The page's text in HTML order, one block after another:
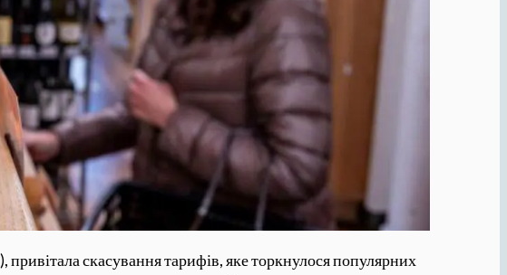
привітала скасування тарифів, яке торкнулося популярних